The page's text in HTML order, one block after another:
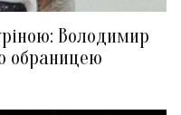
Володимир
обраницею